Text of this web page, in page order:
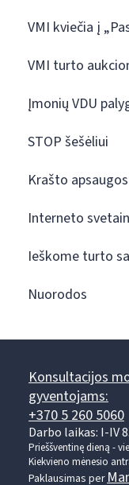
VMI kviečia į
VMI turto
Įmonių VDU
STOP šešėliui
Krašto
Interneto
Ieškome turto
Nuorodos
Konsultacijos
gyventojams:
+370 5 260 5060
Darbo laikas: I-IV
Prieššventinę dieną -
Kiekvieno mėnesio
Paklausimas per